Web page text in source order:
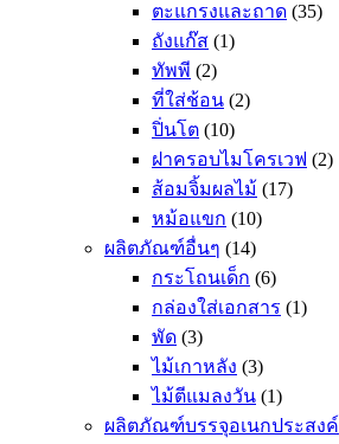
ตะแกรงและถาด (35)
ถังแก๊ส (1)
ทัพพี (2)
ที่ใส่ช้อน (2)
ปิ่นโต (10)
ฝาครอบไมโครเวฟ (2)
ส้อมจิ้มผลไม้ (17)
หม้อแขก (10)
ผลิตภัณฑ์อื่นๆ (14)
กระโถนเด็ก (6)
กล่องใส่เอกสาร (1)
พัด (3)
ไม้เกาหลัง (3)
ไม้ตีแมลงวัน (1)
ผลิตภัณฑ์บรรจุอเนกประสงค์